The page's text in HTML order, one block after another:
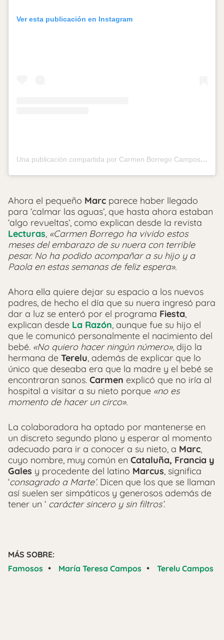
Ver esta publicación en Instagram
Una publicación compartida por Carmen Borrego Campos (@carmenborregocampos)
Ahora el pequeño Marc parece haber llegado
para ‘calmar las aguas’, que hasta ahora estaban
‘algo revueltas’, como explican desde la revista
Lecturas, «Carmen Borrego ha vivido estos
meses del embarazo de su nuera con terrible
pesar. No ha podido acompañar a su hijo y a
Paola en estas semanas de feliz espera».
Ahora ella quiere dejar su espacio a los nuevos
padres, de hecho el día que su nuera ingresó para
dar a luz se enteró por el programa Fiesta,
explican desde La Razón, aunque fue su hijo el
que le comunicó personalmente el nacimiento del
bebé. «No quiero hacer ningún número», dijo la
hermana de Terelu, además de explicar que lo
único que deseaba era que la madre y el bebé se
encontraran sanos. Carmen explicó que no iría al
hospital a visitar a su nieto porque «no es
momento de hacer un circo».
La colaboradora ha optado por mantenerse en
un discreto segundo plano y esperar al momento
adecuado para ir a conocer a su nieto, a Marc,
cuyo nombre, muy común en Cataluña, Francia y
Gales y procedente del latino Marcus, significa
‘consagrado a Marte’. Dicen que los que se llaman
así suelen ser simpáticos y generosos además de
tener un ‘ carácter sincero y sin filtros’.
MÁS SOBRE:
Famosos • María Teresa Campos • Terelu Campos